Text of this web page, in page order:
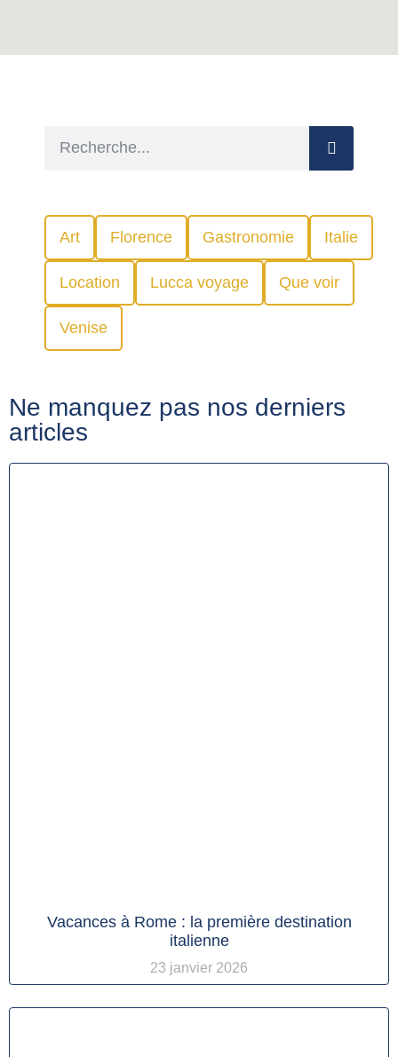
Art Florence Gastronomie Italie
Location Lucca voyage Que voir
Venise
Ne manquez pas nos derniers
articles
Vacances à Rome : la première destination
italienne
23 janvier 2026